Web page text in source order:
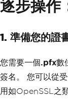
逐步操作
1. 準備您的證
您需要一個.pfx數
簽名。 您可以從
用如OpenSSL之